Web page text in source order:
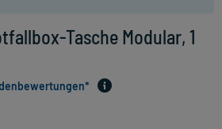
Tasche Modular, 1